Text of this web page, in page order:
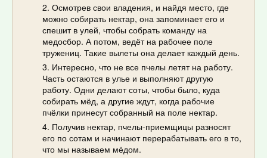
Осмотрев свои владения, и найдя место, где
можно собирать нектар, она запоминает его и
спешит в улей, чтобы собрать команду на
медосбор. А потом, ведёт на рабочее поле
тружениц. Такие вылеты она делает каждый день.
Интересно, что не все пчелы летят на работу.
Часть остаются в улье и выполняют другую
работу. Одни делают соты, чтобы было, куда
собирать мёд, а другие ждут, когда рабочие
пчёлки принесут собранный на поле нектар.
Получив нектар, пчелы-приемщицы разносят
его по сотам и начинают перерабатывать его в то,
что мы называем мёдом.